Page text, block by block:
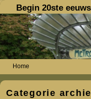
Begin 20ste
Home
Spring naar de primaire inhoud
Spring naar de secundaire
Categorie